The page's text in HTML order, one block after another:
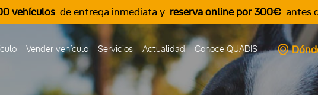
vehículos de entrega inmediata y reserva online por 300€ antes
Vender vehículo Servicios Actualidad Conoce QUADIS